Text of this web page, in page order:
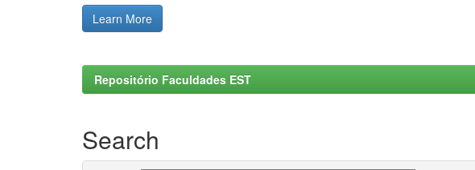
Learn More
Repositório Faculdades EST
Search